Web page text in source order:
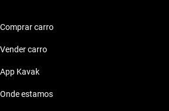
Volkswagen Voyage 2012 ate 70 mil reais
Comprar carro
Vender carro
App Kavak
Onde estamos